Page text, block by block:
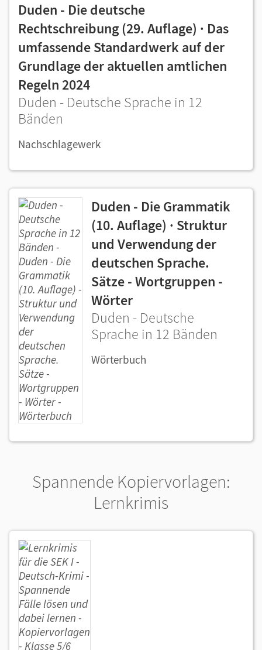
Duden - Die deutsche
Rechtschreibung (29. Auflage) · Das
umfassende Standardwerk auf der
Grundlage der aktuellen amtlichen
Regeln 2024
Duden - Deutsche Sprache in 12
Bänden
Nachschlagewerk
Duden - Die Grammatik
(10. Auflage) · Struktur
und Verwendung der
deutschen Sprache.
Sätze - Wortgruppen -
Wörter
Duden - Deutsche
Sprache in 12 Bänden
Wörterbuch
Spannende Kopiervorlagen:
Lernkrimis